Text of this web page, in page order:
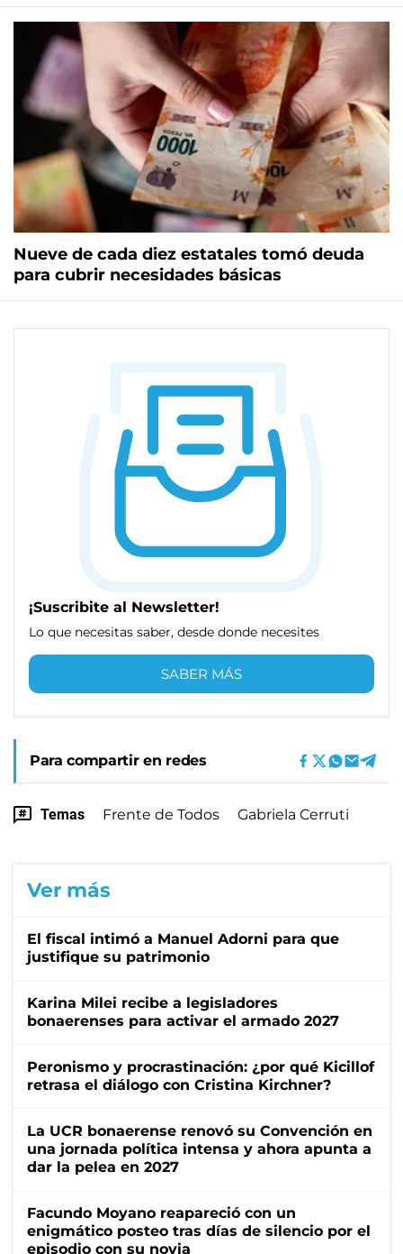
Nueve de cada diez estatales tomó deuda
para cubrir necesidades básicas
¡Suscribite al Newsletter!
Lo que necesitas saber, desde donde necesites
SABER MÁS
Para compartir en redes
Temas Frente de Todos Gabriela Cerruti
Ver más
El fiscal intimó a Manuel Adorni para que
justifique su patrimonio
Karina Milei recibe a legisladores
bonaerenses para activar el armado 2027
Peronismo y procrastinación: ¿por qué Kicillof
retrasa el diálogo con Cristina Kirchner?
La UCR bonaerense renovó su Convención en
una jornada política intensa y ahora apunta a
dar la pelea en 2027
Facundo Moyano reapareció con un
enigmático posteo tras días de silencio por el
episodio con su novia